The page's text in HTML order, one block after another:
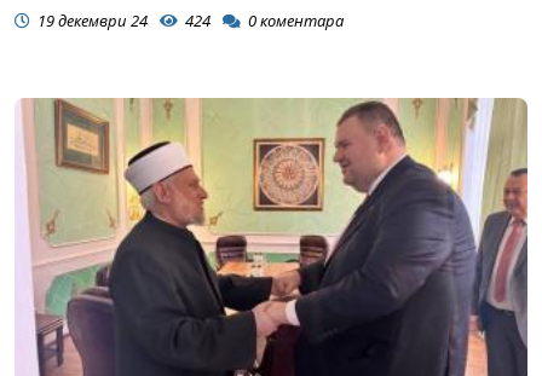
19 декември 24 424 0коментара